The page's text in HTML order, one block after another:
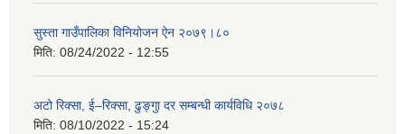
सुस्ता गाउँपालिका विनियोजन ऐन २०७९।८०
मिति: 08/24/2022 - 12:55
अटो रिक्सा, ई–रिक्सा, ढुङ्गुा दर सम्बन्धी कार्यविधि २०७८
मिति: 08/10/2022 - 15:24